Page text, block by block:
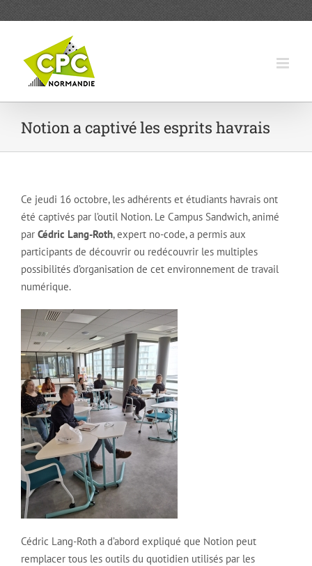
Notion a captivé les esprits havrais
Ce jeudi 16 octobre, les adhérents et étudiants havrais ont
été captivés par l’outil Notion. Le Campus Sandwich, animé
par Cédric Lang-Roth, expert no-code, a permis aux
participants de découvrir ou redécouvrir les multiples
possibilités d’organisation de cet environnement de travail
numérique.
Cédric Lang-Roth a d’abord expliqué que Notion peut
remplacer tous les outils du quotidien utilisés par les